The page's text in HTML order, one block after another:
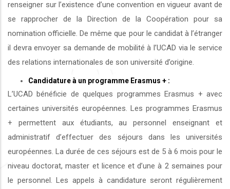
renseigner sur l’existence d’une convention en vigueur avant de
se rapprocher de la Direction de la Coopération pour sa
nomination officielle. De même que pour le candidat à l’étranger
il devra envoyer sa demande de mobilité à l’UCAD via le service
des relations internationales de son université d’origine.
Candidature à un programme Erasmus + :
L’UCAD bénéficie de quelques programmes Erasmus + avec
certaines universités européennes. Les programmes Erasmus
+ permettent aux étudiants, au personnel enseignant et
administratif d’effectuer des séjours dans les universités
européennes. La durée de ces séjours est de 5 à 6 mois pour le
niveau doctorat, master et licence et d’une à 2 semaines pour
le personnel. Les appels à candidature seront régulièrement